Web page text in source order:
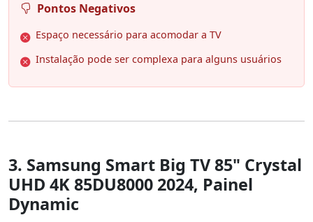
Pontos Negativos
Espaço necessário para acomodar a TV
Instalação pode ser complexa para alguns usuários
3. Samsung Smart Big TV 85" Crystal
UHD 4K 85DU8000 2024, Painel
Dynamic